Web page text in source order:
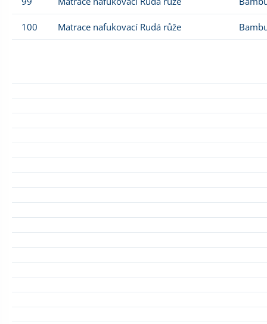
100 Matrace nafukovací Rudá růže